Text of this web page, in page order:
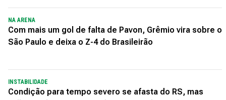
NA ARENA
Com mais um gol de falta de Pavon, Grêmio vira sobre o
São Paulo e deixa o Z-4 do Brasileirão
INSTABILIDADE
Condição para tempo severo se afasta do RS, mas